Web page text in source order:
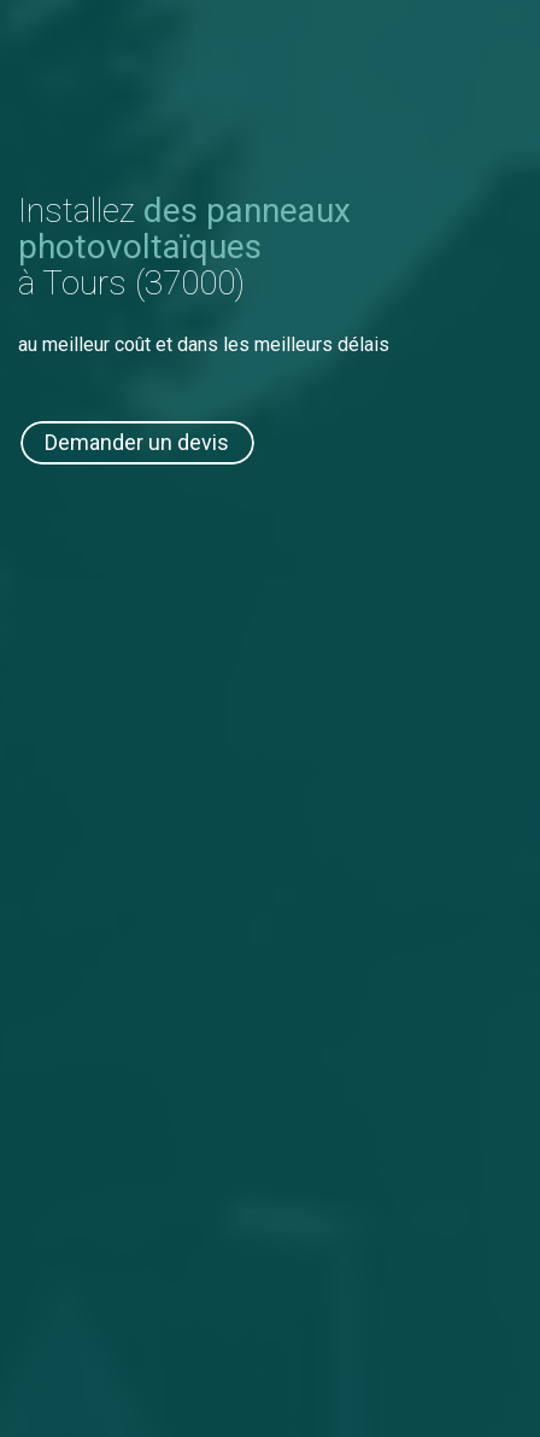
Installez des panneaux
photovoltaïques
à Tours (37000)
au meilleur coût et dans les meilleurs délais
Demander un devis